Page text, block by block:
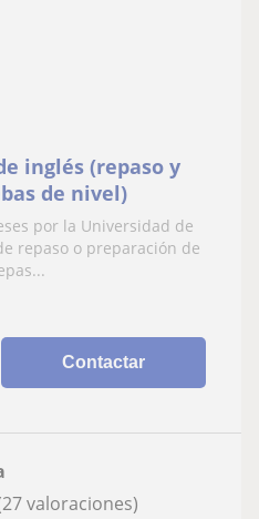
inglés (repaso y
de nivel)
por la Universidad de
repaso o preparación de
Contactar
valoraciones)